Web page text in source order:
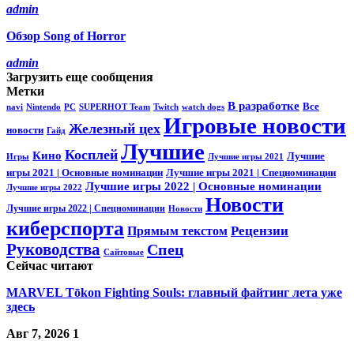
admin
Обзор Song of Horror
admin
Загрузить еще сообщения
Метки
navi Nintendo PC SUPERHOT Team Twitch watch dogs В разработке Все
новости Гайд Железный цех Игровые новости
Игры Кино Косплей Лучшие Лучшие игры 2021
Лучшие
игры 2021 | Основные номинации Лучшие игры 2021 | Спецноминации
Лучшие игры 2022 Лучшие игры 2022 | Основные номинации
Лучшие игры 2022 | Спецноминации Новости Новости
киберспорта Прямым текстом Рецензии
Руководства Сайтовые Спец
Сейчас читают
MARVEL Tōkon Fighting Souls: главный файтинг лета уже
здесь
Авг 7, 2026 1